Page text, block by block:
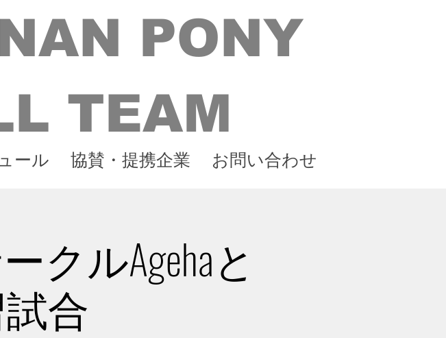
PONY
TEAM
ール 協賛・提携企業 お問い合わせ
クルAgehaと
合